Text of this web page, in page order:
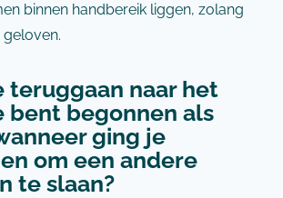
binnen handbereik liggen, zolang
teruggaan naar het
bent begonnen als
ging je
om een andere
te slaan?